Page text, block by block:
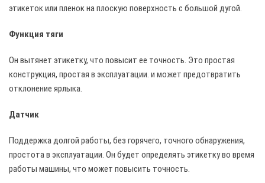
этикеток или пленок на плоскую поверхность с большой дугой.
Функция тяги
Он вытянет этикетку, что повысит ее точность. Это простая
конструкция, простая в эксплуатации. и может предотвратить
отклонение ярлыка.
Датчик
Поддержка долгой работы, без горячего, точного обнаружения,
простота в эксплуатации. Он будет определять этикетку во время
работы машины, что может повысить точность.